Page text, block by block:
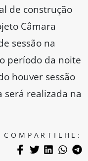
de construção
Câmara
sessão na
período da noite
houver sessão
realizada na
COMPARTILHE: